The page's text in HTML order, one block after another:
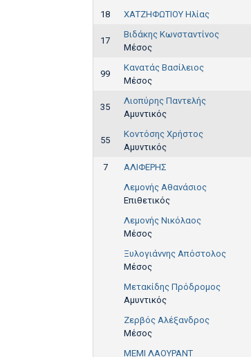
18
ΧΑΤΖΗΦΩΤΙΟΥ Ηλίας
17
Βιδάκης Κωνσταντίνος
Μέσος
99
Κανατάς Βασίλειος
Μέσος
35
Λιοπύρης Παντελής
Αμυντικός
55
Κοντόσης Χρήστος
Αμυντικός
7
ΑΛΙΦΕΡΗΣ
Λεμονής Αθανάσιος
Επιθετικός
Λεμονής Νικόλαος
Μέσος
Ξυλογιάννης Απόστολος
Μέσος
Μετακίδης Πρόδρομος
Αμυντικός
Ζερβός Αλέξανδρος
Μέσος
ΜΕΜΙ ΛΑΟΥΡΑΝΤ